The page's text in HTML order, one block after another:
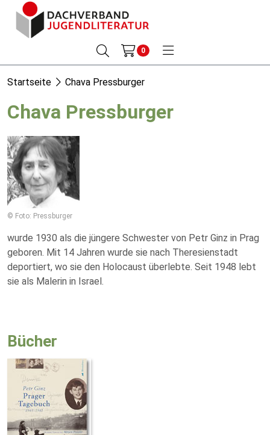
0
Startseite Chava Pressburger
Chava Pressburger
© Foto: Pressburger
wurde 1930 als die jüngere Schwester von Petr Ginz in Prag
geboren. Mit 14 Jahren wurde sie nach Theresienstadt
deportiert, wo sie den Holocaust überlebte. Seit 1948 lebt
sie als Malerin in Israel.
Bücher